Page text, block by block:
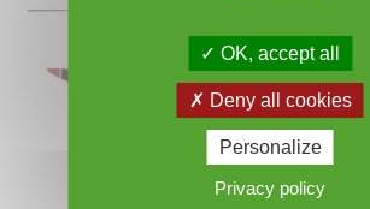
OK, accept all
Deny all cookies
Personalize
Privacy policy